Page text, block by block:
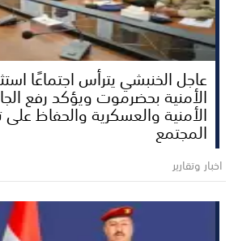
عاجل الخنبشي يترأس اجتماعًا
الأمنية بحضرموت ويؤكد رفع
الأمنية والعسكرية والحفاظ
المجتمع
اخبار وتقارير